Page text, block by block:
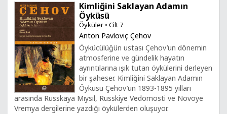
Kimliğini Saklayan Adamın
Öyküsü
Öyküler • Cilt 7
Anton Pavloviç Çehov
Öykücülüğün ustası Çehov’un dönemin
atmosferine ve gündelik hayatın
ayrıntılarına ışık tutan öykülerini derleyen
bir şaheser. Kimliğini Saklayan Adamın
Öyküsü Çehov’un 1893-1895 yılları
arasında Russkaya Mıysıl, Russkiye Vedomosti ve Novoye
Vremya dergilerine yazdığı öykülerden oluşuyor.